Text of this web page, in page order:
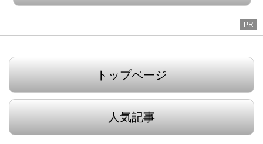
PR
トップページ
人気記事